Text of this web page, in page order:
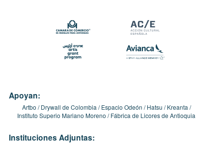
Apoyan:
Artbo Drywall de Colombia Espacio Odeón Hatsu
Kreanta
Instituto Superio Mariano Moreno
Fábrica de Licores de Antioquia
Instituciones Adjuntas: